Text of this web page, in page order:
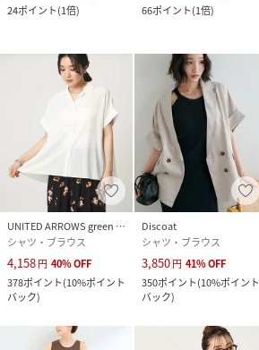
24ポイント(1倍)
66ポイント(1倍)
UNITED ARROWS green label relaxing
シャツ・ブラウス
4,158円 40%OFF
378ポイント(10%ポイント
バック)
Discoat
シャツ・ブラウス
3,850円 41%OFF
350ポイント(10%ポイント
バック)